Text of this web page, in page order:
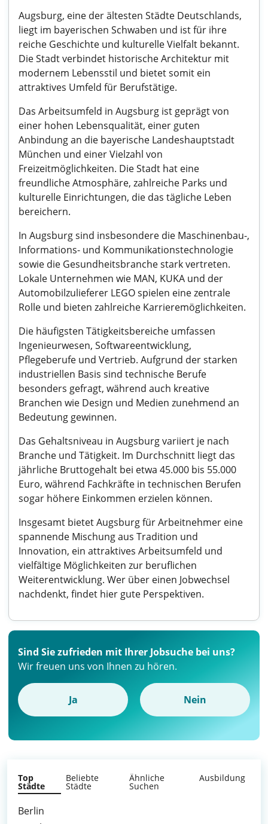
Augsburg, eine der ältesten Städte Deutschlands,
liegt im bayerischen Schwaben und ist für ihre
reiche Geschichte und kulturelle Vielfalt bekannt.
Die Stadt verbindet historische Architektur mit
modernem Lebensstil und bietet somit ein
attraktives Umfeld für Berufstätige.
Das Arbeitsumfeld in Augsburg ist geprägt von
einer hohen Lebensqualität, einer guten
Anbindung an die bayerische Landeshauptstadt
München und einer Vielzahl von
Freizeitmöglichkeiten. Die Stadt hat eine
freundliche Atmosphäre, zahlreiche Parks und
kulturelle Einrichtungen, die das tägliche Leben
bereichern.
In Augsburg sind insbesondere die Maschinenbau-,
Informations- und Kommunikationstechnologie
sowie die Gesundheitsbranche stark vertreten.
Lokale Unternehmen wie MAN, KUKA und der
Automobilzulieferer LEGO spielen eine zentrale
Rolle und bieten zahlreiche Karrieremöglichkeiten.
Die häufigsten Tätigkeitsbereiche umfassen
Ingenieurwesen, Softwareentwicklung,
Pflegeberufe und Vertrieb. Aufgrund der starken
industriellen Basis sind technische Berufe
besonders gefragt, während auch kreative
Branchen wie Design und Medien zunehmend an
Bedeutung gewinnen.
Das Gehaltsniveau in Augsburg variiert je nach
Branche und Tätigkeit. Im Durchschnitt liegt das
jährliche Bruttogehalt bei etwa 45.000 bis 55.000
Euro, während Fachkräfte in technischen Berufen
sogar höhere Einkommen erzielen können.
Insgesamt bietet Augsburg für Arbeitnehmer eine
spannende Mischung aus Tradition und
Innovation, ein attraktives Arbeitsumfeld und
vielfältige Möglichkeiten zur beruflichen
Weiterentwicklung. Wer über einen Jobwechsel
nachdenkt, findet hier gute Perspektiven.
Sind Sie zufrieden mit Ihrer Jobsuche bei uns?
Wir freuen uns von Ihnen zu hören.
Ja Nein
Top
Städte
Beliebte
Städte
Ähnliche
Suchen
Ausbildung
Berlin